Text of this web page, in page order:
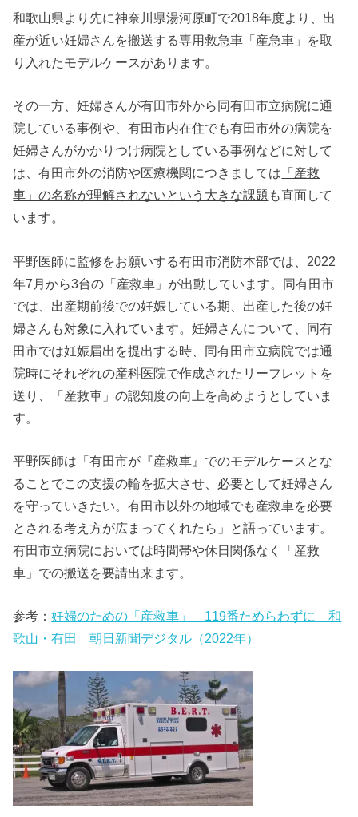
和歌山県より先に神奈川県湯河原町で2018年度より、出
産が近い妊婦さんを搬送する専用救急車「産急車」を取
り入れたモデルケースがあります。
その一方、妊婦さんが有田市外から同有田市立病院に通
院している事例や、有田市内在住でも有田市外の病院を
妊婦さんがかかりつけ病院としている事例などに対して
は、有田市外の消防や医療機関につきましては 「産救
車」の名称が理解されないという大きな課題 も直面して
います。
平野医師に監修をお願いする有田市消防本部では、2022
年7月から3台の「産救車」が出動しています。同有田市
では、出産期前後での妊娠している期、出産した後の妊
婦さんも対象に入れています。妊婦さんについて、同有
田市では妊娠届出を提出する時、同有田市立病院では通
院時にそれぞれの産科医院で作成されたリーフレットを
送り、「産救車」の認知度の向上を高めようとしていま
す。
平野医師は「有田市が『産救車』でのモデルケースとな
ることでこの支援の輪を拡大させ、必要として妊婦さん
を守っていきたい。有田市以外の地域でも産救車を必要
とされる考え方が広まってくれたら」と語っています。
有田市立病院においては時間帯や休日関係なく「産救
車」での搬送を要請出来ます。
参考：妊婦のための「産救車」 119番ためらわずに 和
歌山・有田 朝日新聞デジタル（2022年）